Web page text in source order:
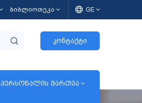
ბიბლიოთეკა GE
კონტაქტი
პერსონალის მართვა